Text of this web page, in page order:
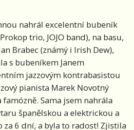
nahrál excelentní bubeník
trio, JOJO band), na basu,
Brabec (známý i Irish Dew),
s bubeníkem Janem
jazzovým kontrabasistou
pianista Marek Novotný
Sama jsem nahrála
španělskou a elektrickou a
za 6 dní, a byla to radost! Zjistila